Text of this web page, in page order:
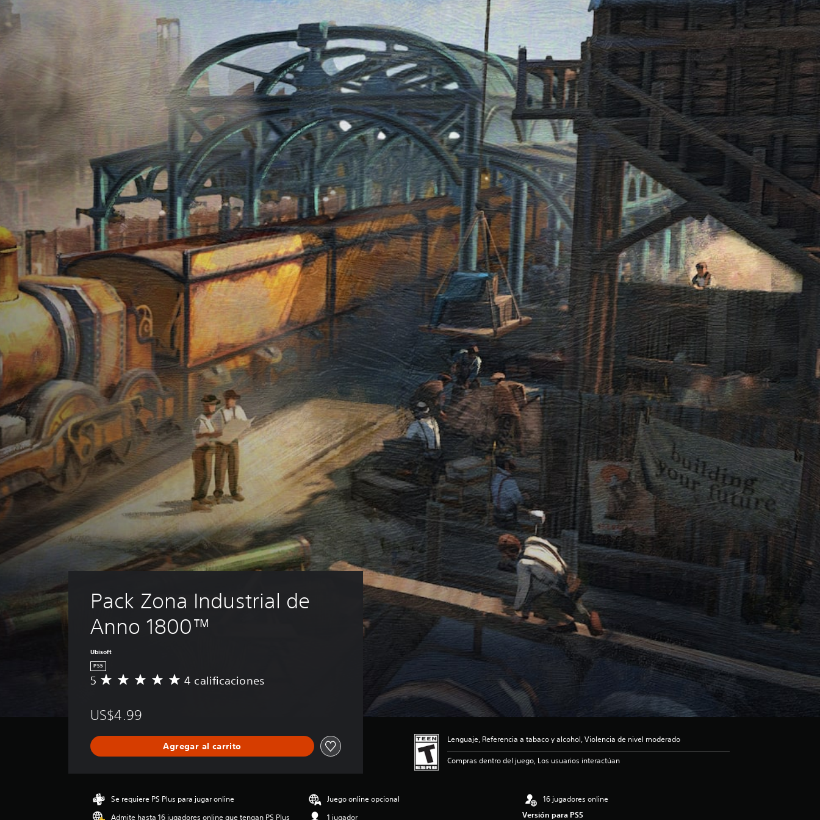
Pack Zona Industrial de
Anno 1800™
Ubisoft
PS5
C
i
i
c
c
ó
5 4 calificaciones
US$4.99
Agregar al carrito
Lenguaje, Referencia a tabaco y alcohol, Violencia de nivel moderado
Compras dentro del juego, Los usuarios interactúan
Se requiere PS Plus para jugar online
Admite hasta 16 jugadores online que tengan PS Plus
Juego online opcional
1 jugador
16 jugadores online
Versión para PS5